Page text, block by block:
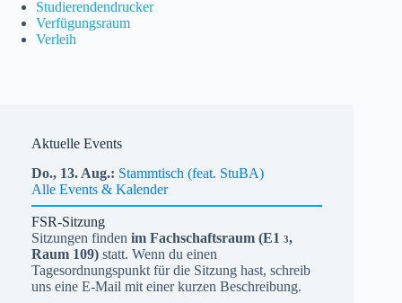
Studierendendrucker
Verfügungsraum
Verleih
Aktuelle Events
Do., 13. Aug. Stammtisch (feat. StuBA)
Alle Events & Kalender
FSR-Sitzung
Sitzungen finden im Fachschaftsraum (E1 3,
Raum 109) statt. Wenn du einen
Tagesordnungspunkt für die Sitzung hast, schreib
uns eine E-Mail mit einer kurzen Beschreibung.